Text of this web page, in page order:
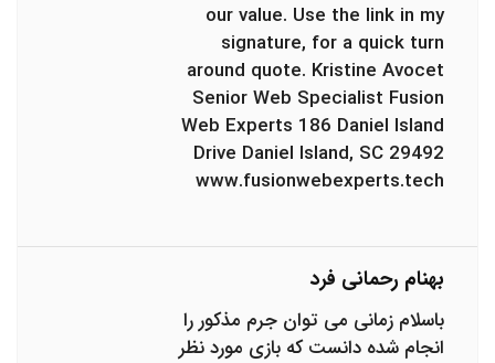
our value. Use the link in my
signature, for a quick turn
around quote. Kristine Avocet
Senior Web Specialist Fusion
Web Experts 186 Daniel Island
Drive Daniel Island, SC 29492
www.fusionwebexperts.tech
بهنام رحمانی فرد
باسلام زمانی می توان جرم مذکور را
انجام شده دانست که بازی مورد نظر